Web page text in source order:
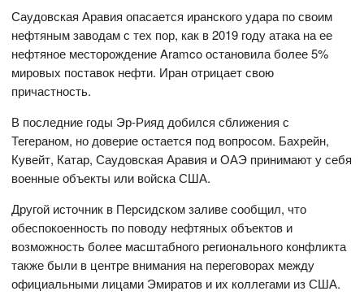
Саудовская Аравия опасается иранского удара по своим
нефтяным заводам с тех пор, как в 2019 году атака на ее
нефтяное месторождение Aramco остановила более 5%
мировых поставок нефти. Иран отрицает свою
причастность.
В последние годы Эр-Рияд добился сближения с
Тегераном, но доверие остается под вопросом. Бахрейн,
Кувейт, Катар, Саудовская Аравия и ОАЭ принимают у себя
военные объекты или войска США.
Другой источник в Персидском заливе сообщил, что
обеспокоенность по поводу нефтяных объектов и
возможность более масштабного регионального конфликта
также были в центре внимания на переговорах между
официальными лицами Эмиратов и их коллегами из США.